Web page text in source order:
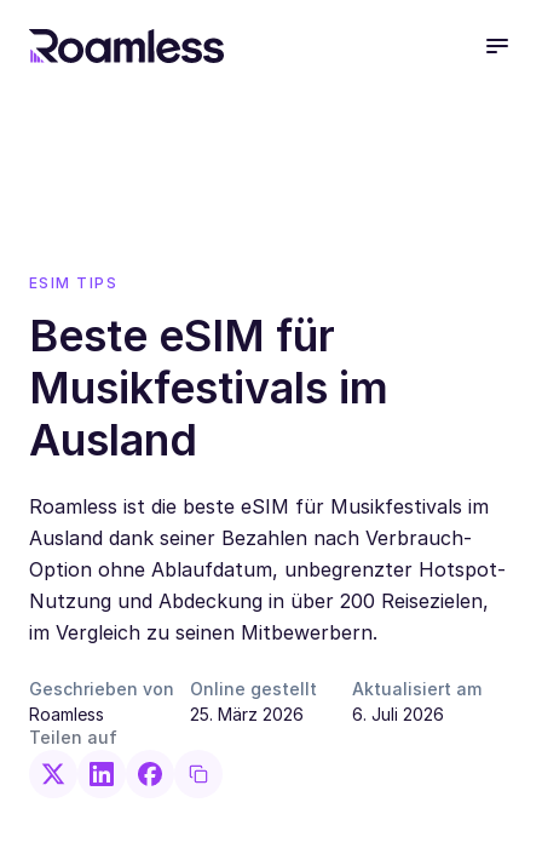
ESIM TIPS
Beste eSIM für
Musikfestivals im
Ausland
Roamless ist die beste eSIM für Musikfestivals im
Ausland dank seiner Bezahlen nach Verbrauch-
Option ohne Ablaufdatum, unbegrenzter Hotspot-
Nutzung und Abdeckung in über 200 Reisezielen,
im Vergleich zu seinen Mitbewerbern.
Geschrieben von
Roamless
Online gestellt
25. März 2026
Aktualisiert am
6. Juli 2026
Teilen auf